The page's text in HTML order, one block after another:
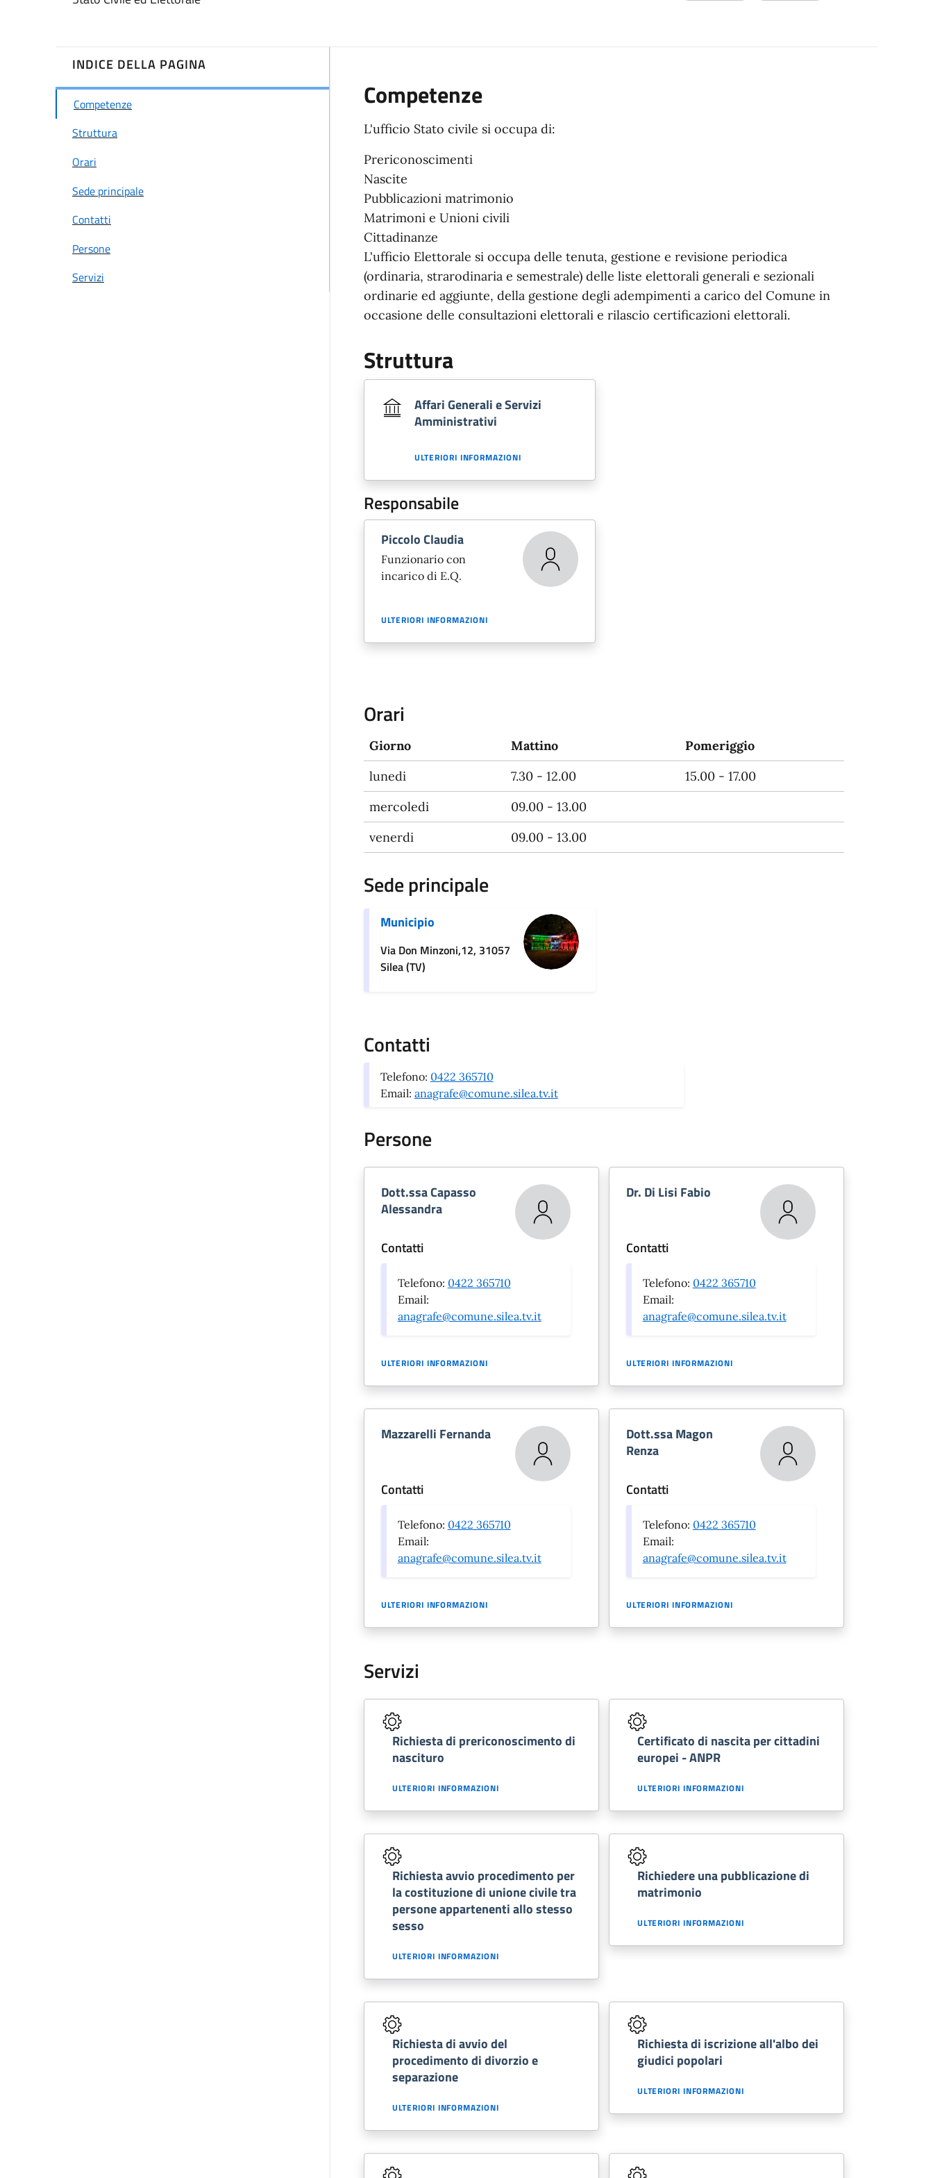
INDICE DELLA PAGINA
Competenze
Struttura
Orari
Sede principale
Contatti
Persone
Servizi
Competenze
L'ufficio Stato civile si occupa di:
Prericonoscimenti
Nascite
Pubblicazioni matrimonio
Matrimoni e Unioni civili
Cittadinanze
L'ufficio Elettorale si occupa delle tenuta, gestione e revisione periodica
(ordinaria, strarodinaria e semestrale) delle liste elettorali generali e sezionali
ordinarie ed aggiunte, della gestione degli adempimenti a carico del Comune in
occasione delle consultazioni elettorali e rilascio certificazioni elettorali.
Struttura
Affari Generali e Servizi
Amministrativi
ULTERIORI INFORMAZIONI
Responsabile
Piccolo Claudia
Funzionario con
incarico di E.Q.
ULTERIORI INFORMAZIONI
Orari
Giorno Mattino
Pomeriggio
lunedi
7.30 - 12.00
15.00 - 17.00
mercoledi
09.00 - 13.00
venerdi
09.00 - 13.00
Sede principale
Municipio
Via Don Minzoni,12, 31057
Silea (TV)
Contatti
Telefono: 0422 365710
Email: anagrafe@comune.silea.tv.it
Persone
Dott.ssa Capasso
Alessandra
Contatti
Telefono: 0422 365710
Email:
anagrafe@comune.silea.tv.it
ULTERIORI INFORMAZIONI
Dr. Di Lisi Fabio
Contatti
Telefono: 0422 365710
Email:
anagrafe@comune.silea.tv.it
ULTERIORI INFORMAZIONI
Mazzarelli Fernanda
Contatti
Telefono: 0422 365710
Email:
anagrafe@comune.silea.tv.it
ULTERIORI INFORMAZIONI
Dott.ssa Magon
Renza
Contatti
Telefono: 0422 365710
Email:
anagrafe@comune.silea.tv.it
ULTERIORI INFORMAZIONI
Servizi
Richiesta di prericonoscimento di
nascituro
ULTERIORI INFORMAZIONI
Certificato di nascita per cittadini
europei - ANPR
ULTERIORI INFORMAZIONI
Richiesta avvio procedimento per
la costituzione di unione civile tra
persone appartenenti allo stesso
sesso
ULTERIORI INFORMAZIONI
Richiedere una pubblicazione di
matrimonio
ULTERIORI INFORMAZIONI
Richiesta di avvio del
procedimento di divorzio e
separazione
ULTERIORI INFORMAZIONI
Richiesta di iscrizione all'albo dei
giudici popolari
ULTERIORI INFORMAZIONI